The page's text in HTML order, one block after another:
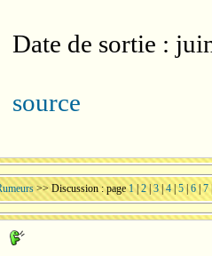
Date de sortie :
source
>> Discussion : page1|2|3 |4 |5|6 |7